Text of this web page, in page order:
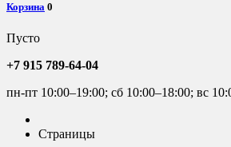
Корзина 0
Пусто
+7 915 789-64-04
пн-пт 10:00–19:00; сб 10:00–18:00; вс
Страницы